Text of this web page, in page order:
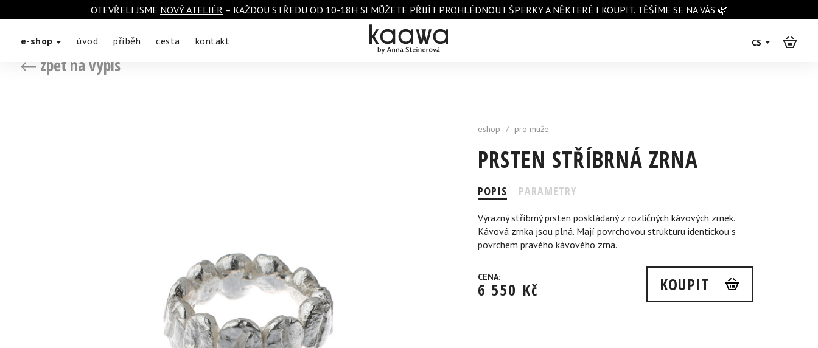
OTEVŘELI JSME NOVÝ ATELIÉR – KAŽDOU STŘEDU OD 10-18H SI MŮŽETE PŘIJÍT PROHLÉDNOUT ŠPERKY A NĚKTERÉ I KOUPIT. TĚŠÍME SE NA VÁS 🌿
e-shop úvod příběh cesta kontakt CS
zpět na výpis
eshop / pro muže
PRSTEN STŘÍBRNÁ ZRNA
POPIS PARAMETRY
Výrazný stříbrný prsten poskládaný z rozličných kávových zrnek.
Kávová zrnka jsou plná. Mají povrchovou strukturu identickou s
povrchem pravého kávového zrna.
KOUPIT
CENA:
6 550 Kč